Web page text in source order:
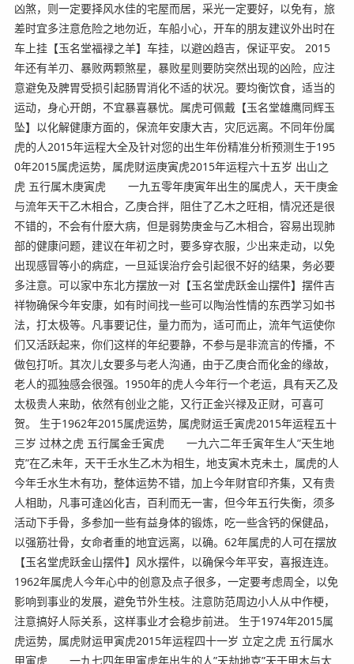
凶煞，则一定要择风水佳的宅屋而居，采光一定要好，以免有，旅
差时宜多注意危险之地勿近，车船小心，开车的朋友建议外出时在
车上挂【玉名堂福禄之羊】车挂，以避凶趋吉，保证平安。 2015
年还有羊刃、暴败两颗煞星，暴败星则要防突然出现的凶险，应注
意避免及脾胃受损引起肠胃消化不适的状况。要均衡饮食，适当的
运动，身心开朗，不宜暴喜暴忧。属虎可佩戴【玉名堂雄鹰同辉玉
坠】以化解健康方面的，保流年安康大吉，灾厄远离。不同年份属
虎的人2015年运程大全及针对您的出生年份精准分析预测生于195
0年2015属虎运势，属虎财运庚寅虎2015年运程六十五岁 出山之
虎 五行属木庚寅虎 一九五零年庚寅年出生的属虎人，天干庚金
与流年天干乙木相合，乙庚合拌，阻住了乙木之旺相，情况还是很
不错的，不会有什麽大病，但是弱势庚金与乙木相合，容易出现肺
部的健康问题，建议在年初之时，要多穿衣服，少出来走动，以免
出现感冒等小的病症，一旦延误治疗会引起很不好的结果，务必要
多注意。可以家中东北方摆放一对【玉名堂虎跃金山摆件】摆件吉
祥物确保今年安康，如有时间找一些可以陶治性情的东西学习如书
法，打太极等。凡事要记住，量力而为，适可而止，流年气运使你
们又活跃起来，你们这样的年纪要静，不参与是非流言的传播，不
做包打听。其次儿女要多与老人沟通，由于乙庚合而化金的缘故，
老人的孤独感会很强。1950年的虎人今年行一个老运，具有天乙及
太极贵人来助，依然有创业之能，又行正金兴禄及正财，可喜可
贺。 生于1962年2015属虎运势，属虎财运壬寅虎2015年运程五十
三岁 过林之虎 五行属金壬寅虎 一九六二年壬寅年生人”天生地
克”在乙未年，天干壬水生乙木为相生，地支寅木克未土，属虎的人
今年壬水生木有功，整体运势不错，加上今年财官印齐集，又有贵
人相助，凡事可逢凶化吉，百利而无一害，但今年五行失衡，须多
活动下手骨，多参加一些有益身体的锻炼，吃一些含钙的保健品，
以强筋壮骨，女命者重的地宜远离，以确。62年属虎的人可在摆放
【玉名堂虎跃金山摆件】风水摆件，以确保今年平安，喜报连连。
1962年属虎人今年心中的创意及点子很多，一定要考虑周全，以免
影响到事业的发展，避免节外生枝。注意防范周边小人从中作梗，
注意搞好人际关系，这样事业才会稳步前进。 生于1974年2015属
虎运势，属虎财运甲寅虎2015年运程四十一岁 立定之虎 五行属水
甲寅虎 一九七四年甲寅虎年出生的人”天劫地克”天干甲木与太